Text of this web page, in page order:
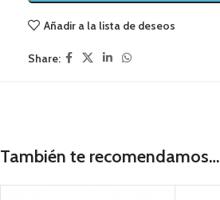
Añadir a la lista de deseos
Share:
También te recomendamos…